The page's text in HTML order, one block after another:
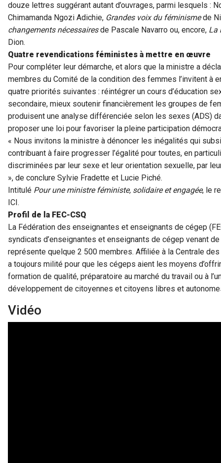
douze lettres suggérant autant d’ouvrages, parmi lesquels :
Chimamanda Ngozi Adichie, Grandes voix du féminismede
changements nécessairesde Pascale Navarro ou, encore, La
Dion.
Quatre revendications féministes à mettre en œuvre
Pour compléter leur démarche, et alors que la ministre a
membres du Comité de la condition des femmes l’invitent à
quatre priorités suivantes : réintégrer un cours d’éducation
secondaire, mieux soutenir financièrement les groupes de
produisent une analyse différenciée selon les sexes (ADS)
proposer une loi pour favoriser la pleine participation
« Nous invitons la ministre à dénoncer les inégalités qui
contribuant à faire progresser l’égalité pour toutes, en
discriminées par leur sexe et leur orientation sexuelle, par
», de conclure Sylvie Fradette et Lucie Piché.
Intitulé Pour une ministre féministe, solidaire et engagée, le
ICI.
Profil de la FEC-CSQ
La Fédération des enseignantes et enseignants de cégep
syndicats d’enseignantes et enseignants de cégep venant
représente quelque 2 500 membres. Affiliée à la Centrale des
a toujours milité pour que les cégeps aient les moyens
formation de qualité, préparatoire au marché du travail ou à
développement de citoyennes et citoyens libres et
Vidéo